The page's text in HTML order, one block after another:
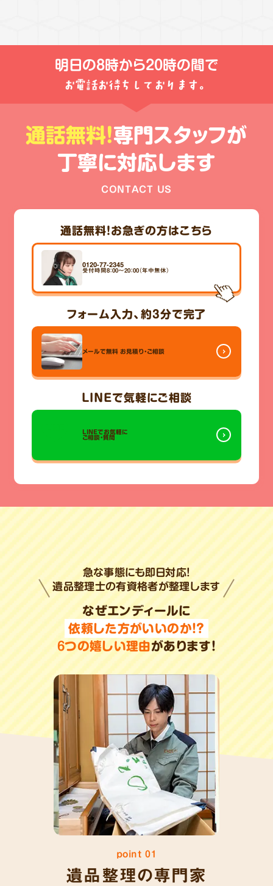
明日の8時から20時の間で
お電話お待ちしております。
通話無料!専門スタッフが
丁寧に対応します
CONTACT US
通話無料！お急ぎの方はこちら
0120-77-2345
受付時間8：00～20：00（年中無休）
フォーム入力、 約3分で完了
メールで無料 お見積り・ご相談
LINEで気軽にご相談
LINEでお気軽に
ご相談・質問
なぜエンディールに
依頼した方がいいのか!?
6つの嬉しい理由があります!
急な事態にも即日対応!
遺品整理士の有資格者が整理します
point 01
遺品整理の専門家